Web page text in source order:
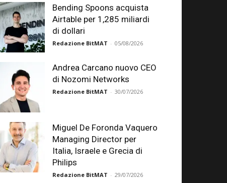
Bending Spoons acquista
Airtable per 1,285 miliardi
di dollari
Redazione BitMAT - 05/08/2026
Andrea Carcano nuovo CEO
di Nozomi Networks
Redazione BitMAT - 30/07/2026
Miguel De Foronda Vaquero
Managing Director per
Italia, Israele e Grecia di
Philips
Redazione BitMAT - 29/07/2026